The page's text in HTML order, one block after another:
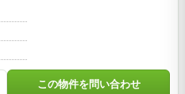
この物件を問い合わせ